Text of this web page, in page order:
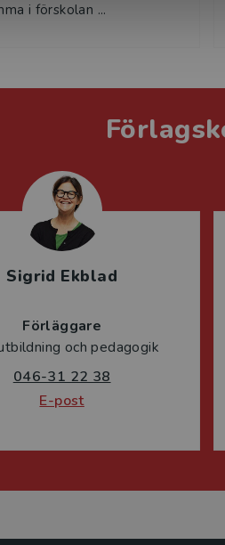
i förskolan ...
Sigrid Ekblad
Förläggare
och pedagogik
046-31 22 38
E-post